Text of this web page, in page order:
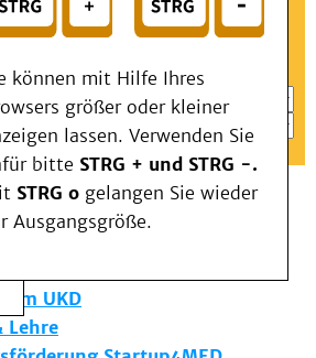
für Ihren Schnelleinstieg
können mit Hilfe Ihres
größer oder kleiner
lassen. Verwenden Sie
bitte STRG + und STRG -.
STRG o gelangen Sie wieder
Ausgangsgröße.
Zentren
am UKD
Unterstützung
im Medizinwesen (KIM)
des UKD
am UKD
Lehre